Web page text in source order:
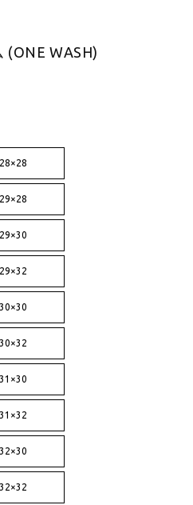
(ONE WASH)
28×28
29×28
29×30
29×32
30×30
30×32
31×30
31×32
32×30
32×32